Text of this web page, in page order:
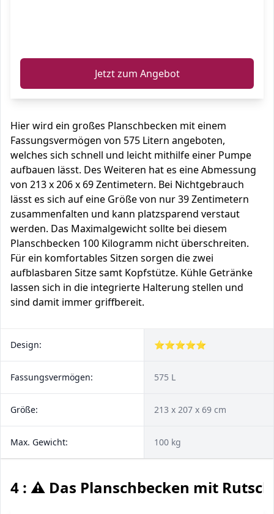
Jetzt zum Angebot
Hier wird ein großes Planschbecken mit einem
Fassungsvermögen von 575 Litern angeboten,
welches sich schnell und leicht mithilfe einer Pumpe
aufbauen lässt. Des Weiteren hat es eine Abmessung
von 213 x 206 x 69 Zentimetern. Bei Nichtgebrauch
lässt es sich auf eine Größe von nur 39 Zentimetern
zusammenfalten und kann platzsparend verstaut
werden. Das Maximalgewicht sollte bei diesem
Planschbecken 100 Kilogramm nicht überschreiten.
Für ein komfortables Sitzen sorgen die zwei
aufblasbaren Sitze samt Kopfstütze. Kühle Getränke
lassen sich in die integrierte Halterung stellen und
sind damit immer griffbereit.
Design: ⭐⭐⭐⭐⭐
Fassungsvermögen: 575 L
Größe: 213 x 207 x 69 cm
Max. Gewicht: 100 kg
4 : ⚠️ Das Planschbecken mit